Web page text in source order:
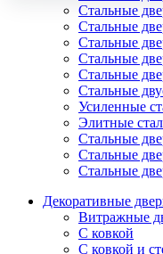
Стальные
Стальные
Стальные
Стальные
Стальные
Стальные
Усиленные
Элитные
Стальные
Стальные
Стальные
Декоративные
Витражные
С ковкой
С ковкой и
использования
Яндекс.Метрика), в
обработки
Если вы не хотите,
настройте